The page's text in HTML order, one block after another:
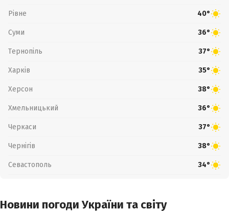
Рівне 40°
Суми 36°
Тернопіль 37°
Харків 35°
Херсон 38°
Хмельницький 36°
Черкаси 37°
Чернігів 38°
Севастополь 34°
Новини погоди України та світу